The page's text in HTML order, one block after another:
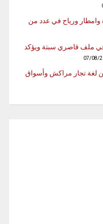
وامطار ورياح في عدد من
ملف قاصري سبتة ويؤكد
07/08/
… أبرز 40 كلمة من لغة تجار مراكش وأسواق